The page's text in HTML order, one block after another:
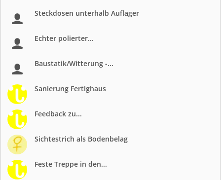
Steckdosen unterhalb Auflager
Echter polierter...
Baustatik/Witterung -...
Sanierung Fertighaus
Feedback zu...
Sichtestrich als Bodenbelag
Feste Treppe in den...